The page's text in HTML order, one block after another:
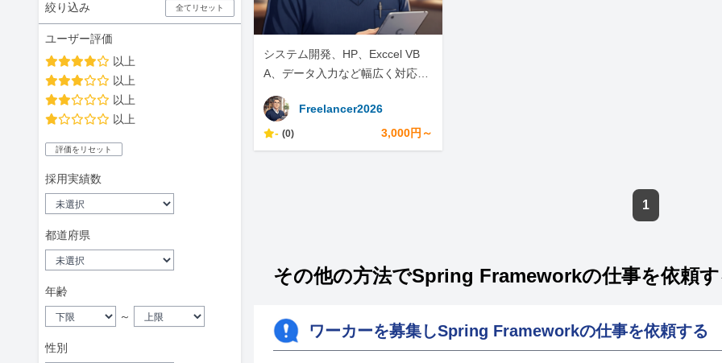
絞り込み 全てリセット
ユーザー評価
以上
以上
以上
以上
評価をリセット
採用実績数
都道府県
年齢
～
性別
システム開発、HP、Exccel VB
A、データ入力など幅広く対応し
Freelancer2026
- (0) 3,000円～
1
その他の方法でSpring Frameworkの仕事を依頼
ワーカーを募集しSpring Frameworkの仕事を依頼する